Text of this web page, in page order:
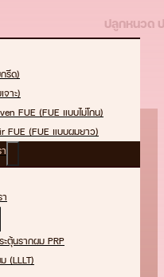
รีด)
าะ)
FUE (FUE แบบไม่โกน)
FUE (FUE แบบผมยาว)
ะตุ้นรากผม PRP
(LLLT)
ปลูกหนวด
ปลูกเครา ท่านสามารถ
พาะทางของบีเอชไอ